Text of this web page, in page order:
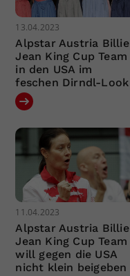
13.04.2023
Alpstar Austria Billie
Jean King Cup Team
in den USA im
feschen Dirndl-Look
11.04.2023
Alpstar Austria Billie
Jean King Cup Team
will gegen die USA
nicht klein beigeben